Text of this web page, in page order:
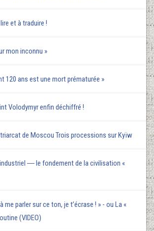
et à traduire !
mon inconnu »
120 ans est une mort prématurée »
Volodymyr enfin déchiffré !
de Moscou Trois processions sur Kyїw
― le fondement de la civilisation «
me parler sur ce ton, je t’écrase ! » - ou La «
(VIDEO)